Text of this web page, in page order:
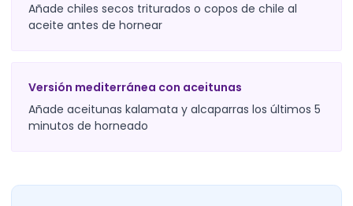
Añade chiles secos triturados o copos de chile al
aceite antes de hornear
Versión mediterránea con aceitunas
Añade aceitunas kalamata y alcaparras los últimos 5
minutos de horneado